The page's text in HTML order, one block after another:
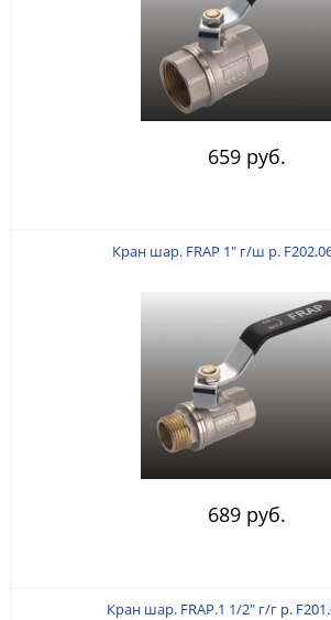
659 руб.
Кран шар. FRAP 1" г/ш р.
689 руб.
Кран шар. FRAP.1 1/2" г/г р.